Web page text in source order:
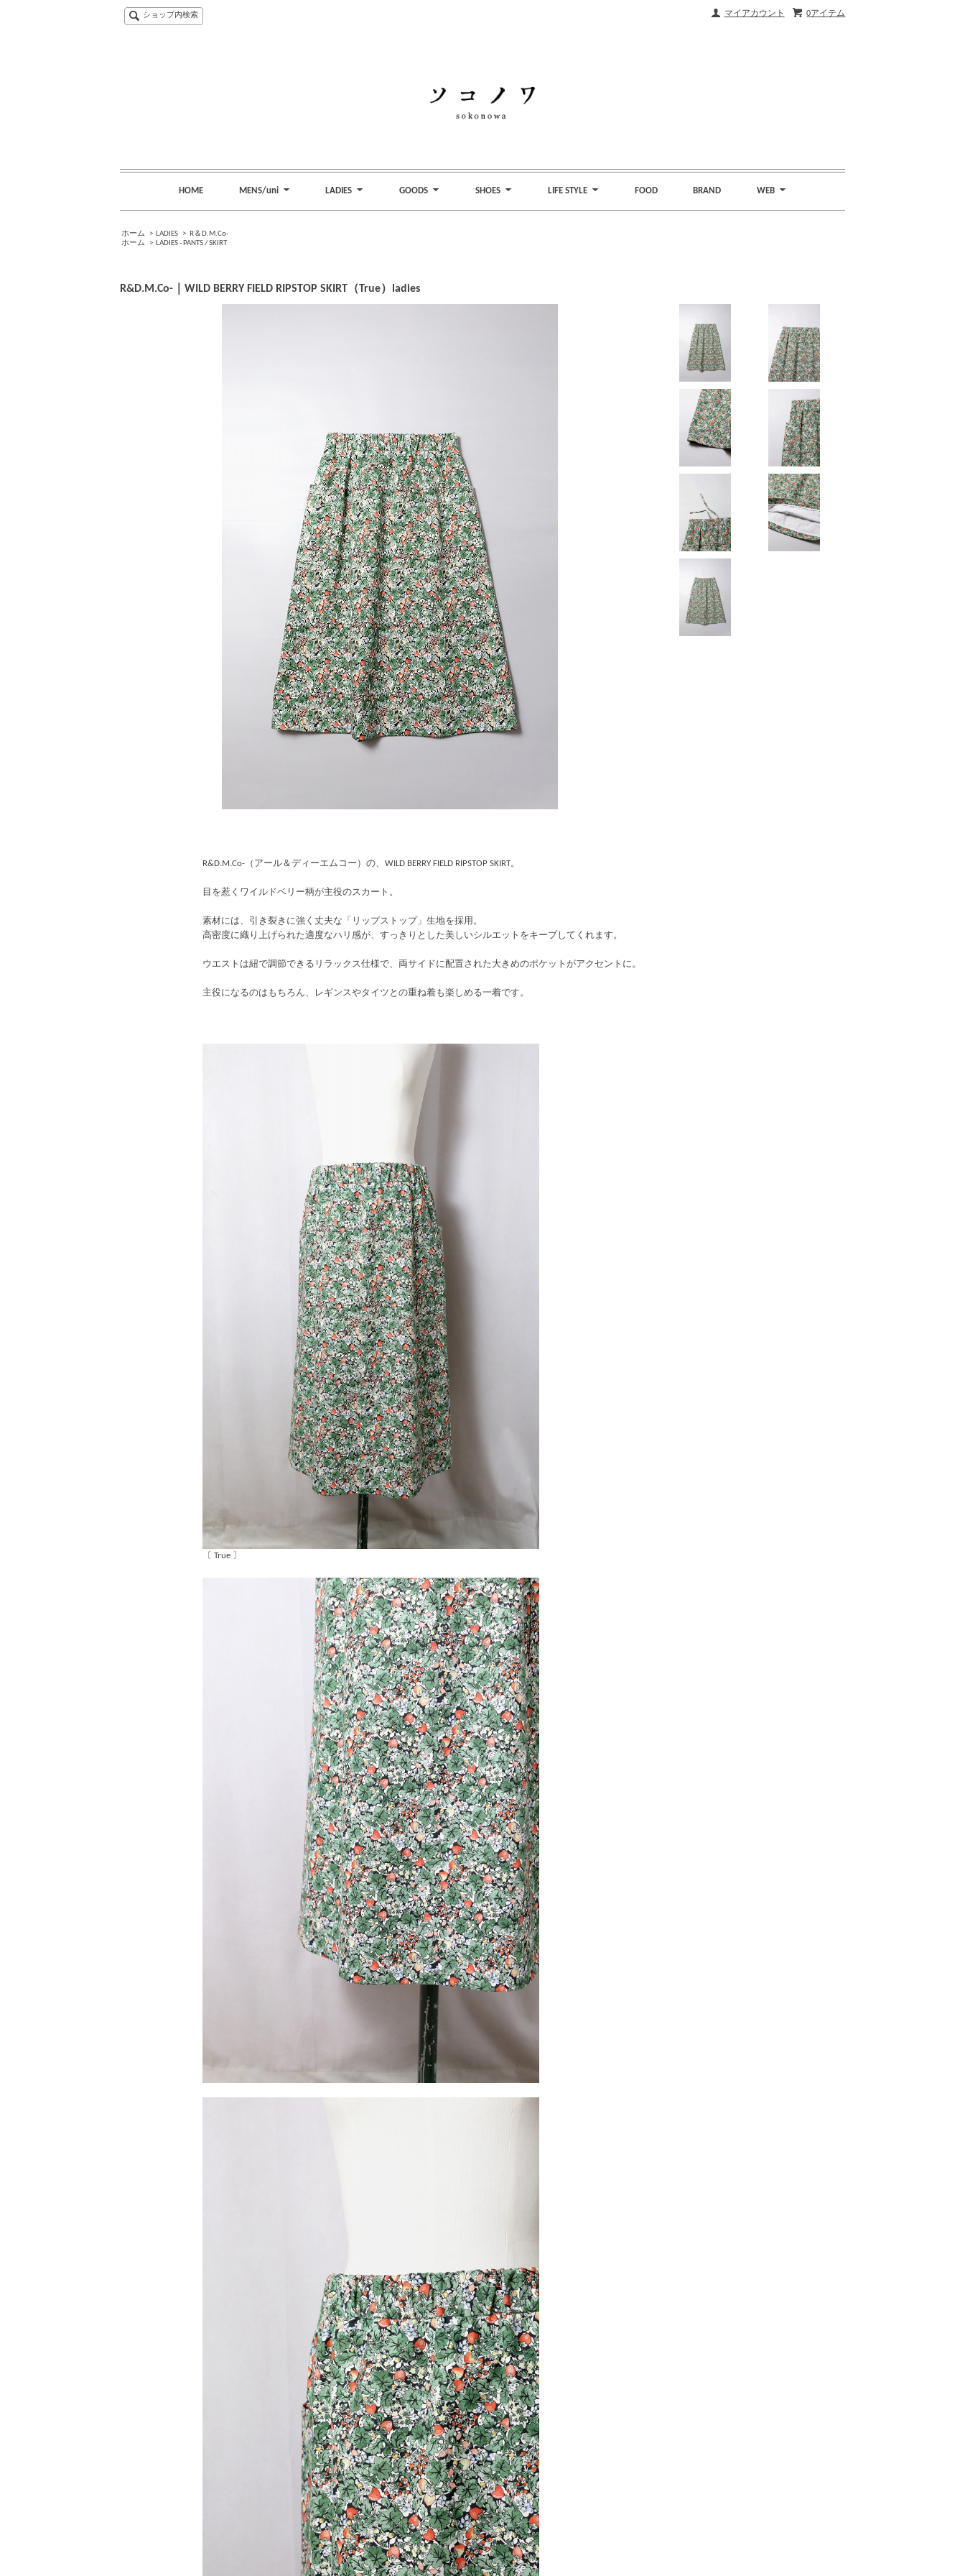
0アイテム
マイアカウント
ショップ内検索
HOME MENS/uni LADIES GOODS SHOES LIFE STYLE FOOD BRAND WEB
ホーム > LADIES > R＆D.M.Co-
ホーム
> LADIES - PANTS / SKIRT
R&D.M.Co-｜WILD BERRY FIELD RIPSTOP SKIRT（True）ladies
R&D.M.Co-（アール＆ディーエムコー）の、WILD BERRY FIELD RIPSTOP SKIRT。
目を惹くワイルドベリー柄が主役のスカート。
素材には、引き裂きに強く丈夫な「リップストップ」生地を採用。
高密度に織り上げられた適度なハリ感が、すっきりとした美しいシルエットをキープしてくれます。
ウエストは紐で調節できるリラックス仕様で、両サイドに配置された大きめのポケットがアクセントに。
主役になるのはもちろん、レギンスやタイツとの重ね着も楽しめる一着です。
〔 True 〕